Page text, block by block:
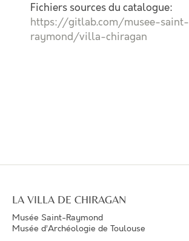
Fichiers sources du catalogue:
https://gitlab.com/musee-saint-
raymond/villa-chiragan
LA VILLA DE CHIRAGAN
Musée Saint-Raymond
Musée d’Archéologie de Toulouse